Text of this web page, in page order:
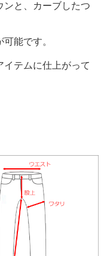
ンと、カーブしたつ
能です。
テムに仕上がって